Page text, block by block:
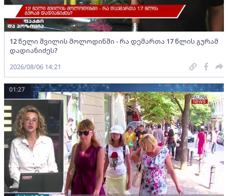
12 წელი შვილის მოლოდინში - რა დემართა 17 წლის გურამ
დადიანიძეს?
2026/08/06 14:21
01:27